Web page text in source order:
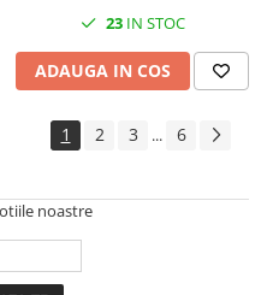
23IN STOC
ADAUGA IN COS
1 2 3 ... 6
noastre